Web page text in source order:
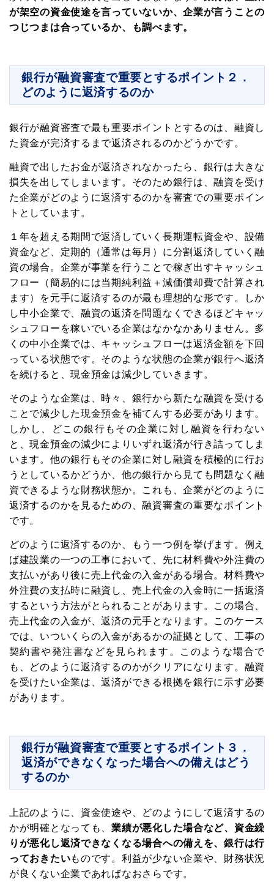
が架空の資金使途を言っていないか、企業が言うことの
つじつまは合っているか、も調べます。
銀行が融資審査で重要とするポイント２．
どのように返済するのか
銀行が融資審査で最も重要ポイントとするのは、融資し
た資金が完済するまで返済されるのかどうかです。
融資で出したお金が返済されなかったら、銀行は大きな
損失を出してしまいます。そのため銀行は、融資を受け
た企業がどのように返済するのかを審査での重要ポイン
トとしています。
１年を超える期間で返済していく長期運転資金や、設備
資金など、定期的（通常は毎月）に分割返済していく融
資の場合。企業が事業を行うことで稼ぎ出すキャッシュ
フロー（簡易的には当期純利益＋減価償却費で計算され
ます）を元手に返済するのが最も理想的な形です。しか
し中小企業で、融資の返済を問題なくできるほどキャッ
シュフローを稼いでいる企業はなかなかありません。多
くの中小企業では、キャッシュフローは返済金額を下回
っている状態です。そのような状態の企業が銀行へ返済
を続けると、現金預金は減少していきます。
そのような企業は、時々、銀行から新たな融資を受ける
ことで減少した現金預金を補てんする必要があります。
しかし、どこの銀行もその企業に対し融資を行わない
と、現金預金の減少によりいずれ返済が行き詰ってしま
います。他の銀行もその企業に対し融資を積極的に行お
うとしているかどうか、他の銀行から見ても問題なく融
資できるような財務状態か。これも、企業がどのように
返済するのかを見るための、融資審査の重要なポイント
です。
どのように返済するのか、もう一つ例を挙げます。例え
ば建設業の一つの工事において、先に材料費や外注費の
支払いがあり後に売上代金の入金がある場合。材料費や
外注費の支払時に融資し、売上代金の入金時に一括返済
するという方法がとられることがあります。この場合、
売上代金の入金が、返済の元手となります。このケース
では、いついくらの入金があるかの証拠として、工事の
契約書や発注書などを見られます。このような場合で
も、どのように返済するのかがクリアになります。融資
を受けたい企業は、返済ができる根拠を銀行に示す必要
があります。
銀行が融資審査で重要とするポイント３．
返済ができなくなった場合への備えはどう
するのか
上記のように、資金使途や、どのようにして返済するの
かが明確となっても、業績が悪化した場合など、資金繰
りが悪化し返済できなくなる場合への備えを、銀行は行
っておきたいものです。利益が少ない企業や、財務状況
が良くない企業であればなおさらです。
メルマガ読者募集中!
中小企業の経営者向けに資金調達・資金繰り
がうまくなる情報を毎週お届けします。
これであなたの会社もお金に困らない!